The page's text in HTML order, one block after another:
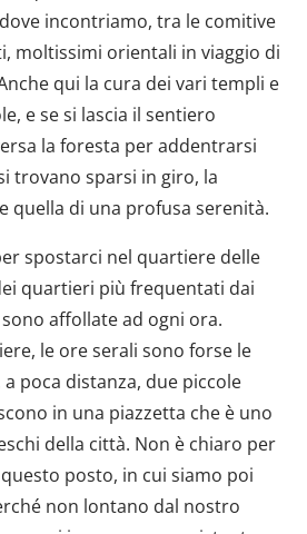
incontriamo, tra le comitive
moltissimi orientali in viaggio di
qui la cura dei vari templi e
e se si lascia il sentiero
la foresta per addentrarsi
trovano sparsi in giro, la
quella di una profusa serenità.
spostarci nel quartiere delle
quartieri più frequentati dai
affollate ad ogni ora.
le ore serali sono forse le
poca distanza, due piccole
in una piazzetta che è uno
della città. Non è chiaro per
posto, in cui siamo poi
non lontano dal nostro